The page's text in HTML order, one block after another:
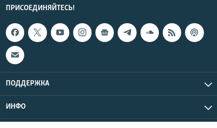
ПРИСОЕДИНЯЙТЕСЬ!
ПОДДЕРЖКА
ИНФО